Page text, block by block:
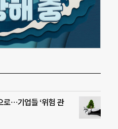
로…기업들 ‘위험 관